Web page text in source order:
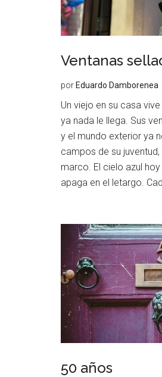
Ventanas
por Eduardo Damborenea
Un viejo en su casa
ya nada le llega. Sus
y el mundo exterior ya
campos de su
marco. El cielo azul
apaga en el letargo.
50 años